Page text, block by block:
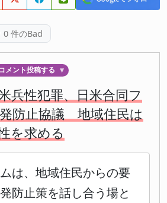
0 件のBad
メント投稿する ▼
兵性犯罪、日米合同フ
防止協議 地域住民は
を求める
は、地域住民からの要
防止策を話し合う場と